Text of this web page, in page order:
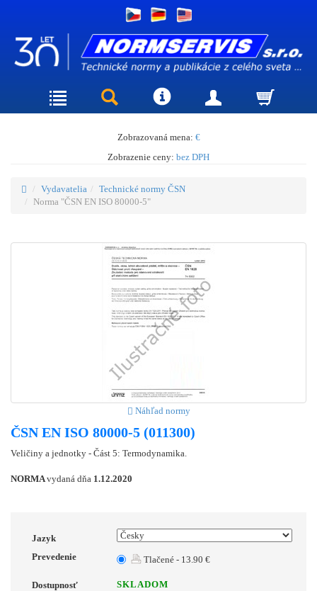
Zobrazovaná mena: €
Zobrazenie ceny: bez DPH
Vydavatelia
Technické normy ČSN
Norma "ČSN EN ISO 80000-5"
Náhľad normy
ČSN EN ISO 80000-5 (011300)
Veličiny a jednotky - Část 5: Termodynamika.
NORMAvydaná dňa 1.12.2020
Jazyk
Prevedenie
Tlačené - 13.90 €
Dostupnosť SKLADOM